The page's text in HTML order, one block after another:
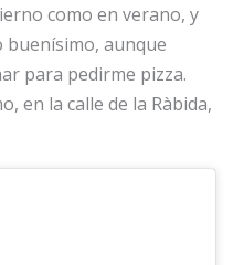
como en verano, y
buenísimo, aunque
para pedirme pizza.
en la calle de la Ràbida,